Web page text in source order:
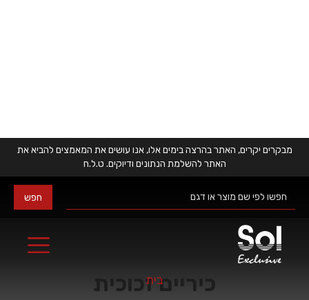
מבקרים יקרים, האתר בהרצה בימים אלו, אנו עושים את המאמצים להביא את
האתר להשלמת הנתונים ודיוקים. ט.ל.ח
בית
כיריים זכוכית